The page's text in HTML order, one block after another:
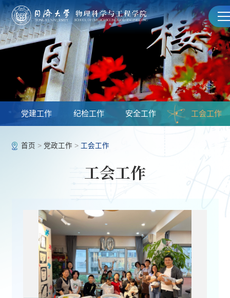
党建工作 纪检工作 安全工作 工会工作
工会工作
首页 > 党政工作 > 工会工作